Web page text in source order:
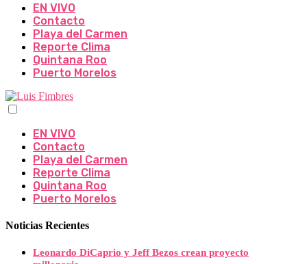
EN VIVO
Contacto
Playa del Carmen
Reporte Clima
Quintana Roo
Puerto Morelos
EN VIVO
Contacto
Playa del Carmen
Reporte Clima
Quintana Roo
Puerto Morelos
Noticias Recientes
Leonardo DiCaprio y Jeff Bezos crean proyecto